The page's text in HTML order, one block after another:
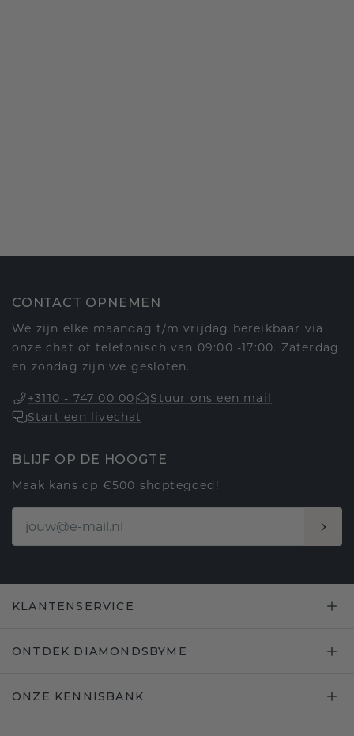
CONTACT OPNEMEN
We zijn elke maandag t/m vrijdag bereikbaar via
onze chat of telefonisch van 09:00 -17:00. Zaterdag
en zondag zijn we gesloten.
+3110 - 747 00 00
Stuur ons een mail
Start een livechat
BLIJF OP DE HOOGTE
Maak kans op €500 shoptegoed!
KLANTENSERVICE
ONTDEK DIAMONDSBYME
ONZE KENNISBANK